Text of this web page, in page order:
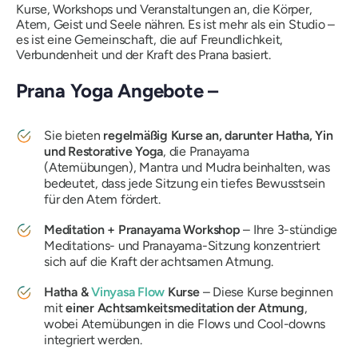
Kurse, Workshops und Veranstaltungen an, die Körper,
Atem, Geist und Seele nähren. Es ist mehr als ein Studio –
es ist eine Gemeinschaft, die auf Freundlichkeit,
Verbundenheit und der Kraft des Prana basiert.
Prana Yoga Angebote –
Sie bieten regelmäßig Kurse an, darunter Hatha, Yin
und Restorative Yoga, die Pranayama
(Atemübungen), Mantra und Mudra beinhalten, was
bedeutet, dass jede Sitzung ein tiefes Bewusstsein
für den Atem fördert.
Meditation + Pranayama Workshop – Ihre 3-stündige
Meditations- und Pranayama-Sitzung konzentriert
sich auf die Kraft der achtsamen Atmung.
Hatha &Vinyasa Flow Kurse– Diese Kurse beginnen
miteiner Achtsamkeitsmeditation der Atmung,
wobei Atemübungen in die Flows und Cool-downs
integriert werden.